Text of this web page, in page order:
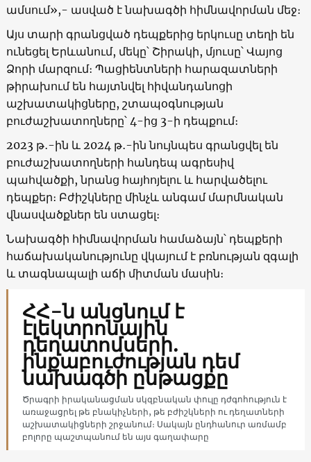
ամսում»,- ասված է նախագծի հիմնավորման մեջ։
Այս տարի գրանցված դեպքերից երկուսը տեղի են
ունեցել Երևանում, մեկը՝ Շիրակի, մյուսը՝ Վայոց
Ձորի մարզում։ Պացիենտների հարազատների
թիրախում են հայտնվել հիվանդանոցի
աշխատակիցները, շտապօգնության
բուժաշխատողները՝ 4-ից 3-ի դեպքում։
2023 թ․-ին և 2024 թ․-ին նույնպես գրանցվել են
բուժաշխատողների հանդեպ ագրեսիվ
պահվածքի, նրանց հայհոյելու և հարվածելու
դեպքեր։ Բժիշկները մինչև անգամ մարմնական
վնասվածքներ են ստացել։
Նախագծի հիմնավորման համաձայն՝ դեպքերի
հաճախականությունը վկայում է բռնության զգալի
և տագնապալի աճի միտման մասին։
ՀՀ-ն անցնում է
էլեկտրոնային
դեղատոմսերի.
ինքաբուժության դեմ
նախագծի ընթացքը
Ծրագրի իրականացման սկզբնական փուլը դժգոհություն է
առաջացրել թե բնակիչների, թե բժիշկների ու դեղատների
աշխատակիցների շրջանում։ Սակայն ընդհանուր առմամբ
բոլորը պաշտպանում են այս գաղափարը